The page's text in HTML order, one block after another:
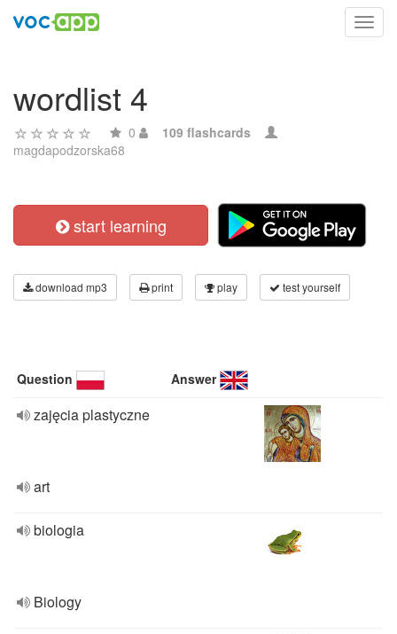
wordlist 4
0
109 flashcards
magdapodzorska68
start learning
download mp3 print play test yourself
Question Answer
zajęcia plastyczne
art
biologia
Biology